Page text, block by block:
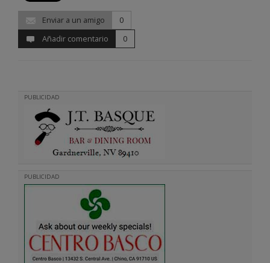
Enviar a un amigo
0
Añadir comentario
0
PUBLICIDAD
PUBLICIDAD